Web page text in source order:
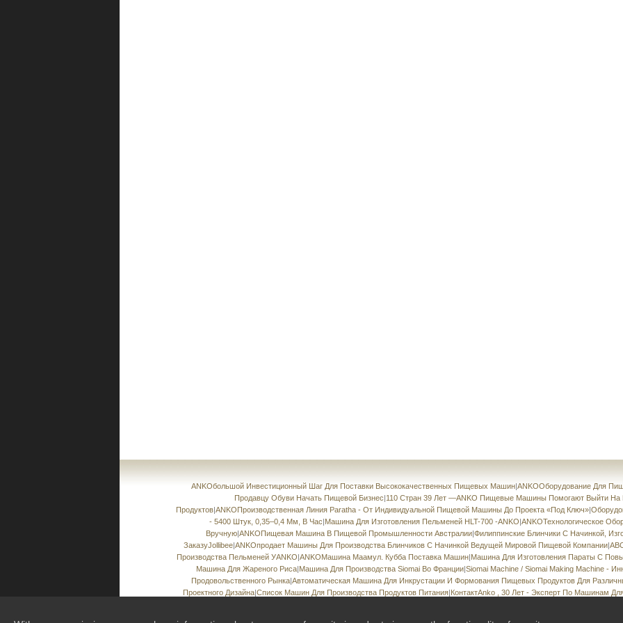
ANKOбольшой Инвестиционный Шаг Для Поставки Высококачественных Пищевых Машин|ANKOОборудование Для
Продавцу Обуви Начать Пищевой Бизнес|110 Стран 39 Лет —ANKO Пищевые Машины Помогают Выйти На
Продуктов|ANKOПроизводственная Линия Paratha - От Индивидуальной Пищевой Машины До Проекта «под Ключ»|
- 5400 Штук, 0,35–0,4 Мм, В Час|Машина Для Изготовления Пельменей HLT-700 -ANKO|ANKOТехнологическое
Вручную|ANKOПищевая Машина В Пищевой Промышленности Австралии|Филиппинские Блинчики С Начинкой,
ЗаказуJollibee|ANKOпродает Машины Для Производства Блинчиков С Начинкой Ведущей Мировой Пищевой Компании|
Производства Пельменей УANKO|ANKOМашина Маамул. Кубба Поставка Машин|Машина Для Изготовления Параты С
Машина Для Жареного Риса|Машина Для Производства Siomai Во Франции|Siomai Machine / Siomai Making Machine -
Продовольственного Рынка|Автоматическая Машина Для Инкрустации И Формования Пищевых Продуктов Для
Проектного Дизайна|Список Машин Для Производства Продуктов Питания|КонтактAnko , 30 Лет - Эксперт По Машинам